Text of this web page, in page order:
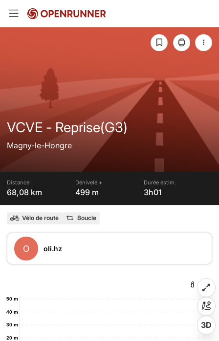
VCVE - Reprise(G3)
Magny-le-Hongre
Distance
68,08 km
Dénivelé +
499 m
Durée estim.
3h01
Vélo de route Boucle
O oli.hz
20 m
30 m
40 m
50 m
3D